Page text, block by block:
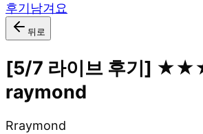
후기남겨요
뒤로
[5/7 라이브 후기]
raymond
Rraymond